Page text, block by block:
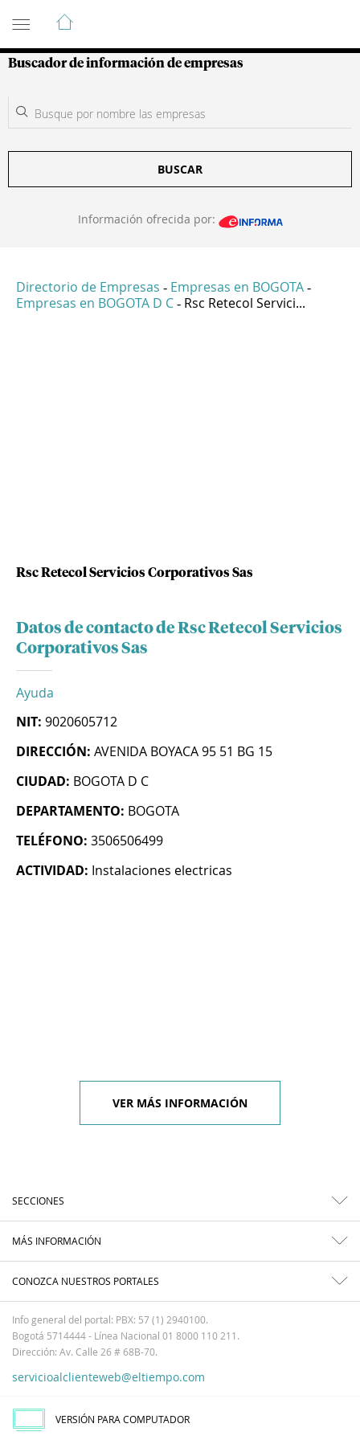
Guía de Empresas Colombianas
Buscador de información de empresas
BUSCAR
Información ofrecida por:
Directorio de Empresas - Empresas en BOGOTA -
Empresas en BOGOTA D C - Rsc Retecol Servici...
Rsc Retecol Servicios Corporativos Sas
Datos de contacto de Rsc Retecol Servicios
Corporativos Sas
Ayuda
NIT: 9020605712
DIRECCIÓN: AVENIDA BOYACA 95 51 BG 15
CIUDAD: BOGOTA D C
DEPARTAMENTO: BOGOTA
TELÉFONO: 3506506499
ACTIVIDAD: Instalaciones electricas
VER MÁS INFORMACIÓN
SECCIONES
MÁS INFORMACIÓN
CONOZCA NUESTROS PORTALES
Info general del portal: PBX: 57 (1) 2940100.
Bogotá 5714444 - Línea Nacional 01 8000 110 211.
Dirección: Av. Calle 26 # 68B-70.
servicioalclienteweb@eltiempo.com
VERSIÓN PARA COMPUTADOR